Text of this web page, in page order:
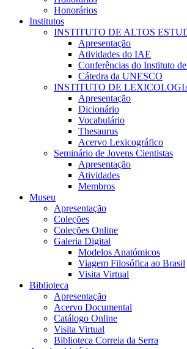
Honorários
Institutos
INSTITUTO DE ALTOS
Apresentação
Atividades do IAE
Conferências do Instituto
Cátedra da UNESCO
INSTITUTO DE
Apresentação
Dicionário
Vocabulário
Thesaurus
Acervo Lexicográfico
Seminário de Jovens Cientistas
Apresentação
Atividades
Membros
Museu
Apresentação
Coleções
Coleções Online
Galeria Digital
Modelos Anatómicos
Viagem Filosófica ao Brasil
Visita Virtual
Biblioteca
Apresentação
Acervo Documental
Catálogo Online
Visita Virtual
Biblioteca Correia da Serra